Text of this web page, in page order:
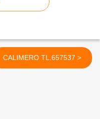
CALIMERO TL.657537 >